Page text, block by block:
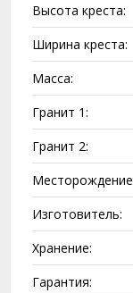
Высота креста:
Ширина креста:
Масса:
Гранит 1:
Гранит 2:
Изготовитель:
Хранение:
Гарантия: